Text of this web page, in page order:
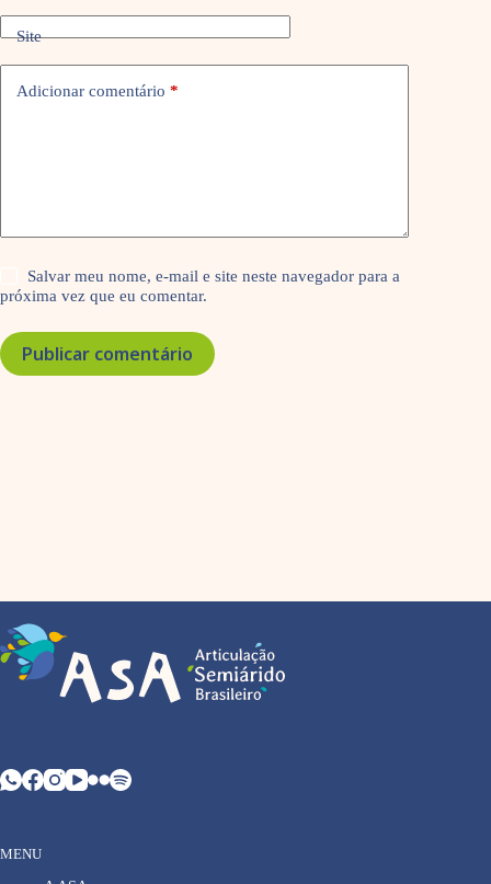
Site
Adicionar comentário *
Salvar meu nome, e-mail e site neste navegador para a
próxima vez que eu comentar.
Publicar comentário
MENU